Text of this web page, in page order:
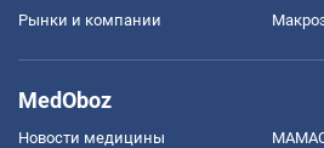
Рынки и компании
MedOboz
Новости медицины